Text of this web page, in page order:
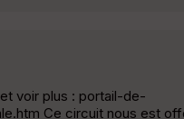
voir plus : portail-de-
Ce circuit nous est